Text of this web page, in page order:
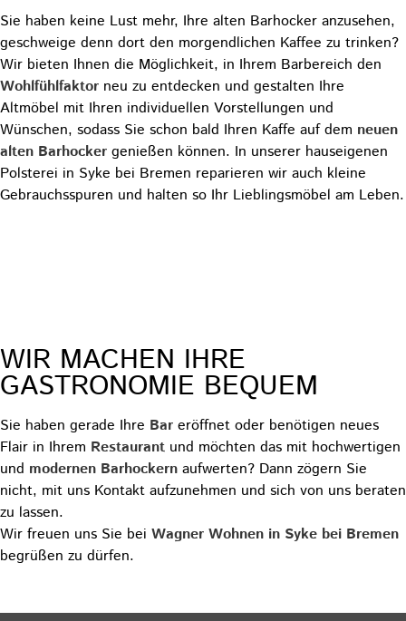
Sie haben keine Lust mehr, Ihre alten Barhocker anzusehen,
geschweige denn dort den morgendlichen Kaffee zu trinken?
Wir bieten Ihnen die Möglichkeit, in Ihrem Barbereich den
Wohlfühlfaktor neu zu entdecken und gestalten Ihre
Altmöbel mit Ihren individuellen Vorstellungen und
Wünschen, sodass Sie schon bald Ihren Kaffe auf dem neuen
alten Barhocker genießen können. In unserer hauseigenen
Polsterei in Syke bei Bremen reparieren wir auch kleine
Gebrauchsspuren und halten so Ihr Lieblingsmöbel am Leben.
WIR MACHEN IHRE
GASTRONOMIE BEQUEM
Sie haben gerade Ihre Bar eröffnet oder benötigen neues
Flair in Ihrem Restaurant und möchten das mit hochwertigen
und modernen Barhockern aufwerten? Dann zögern Sie
nicht, mit uns Kontakt aufzunehmen und sich von uns beraten
zu lassen.
Wir freuen uns Sie bei Wagner Wohnen in Syke bei Bremen
begrüßen zu dürfen.